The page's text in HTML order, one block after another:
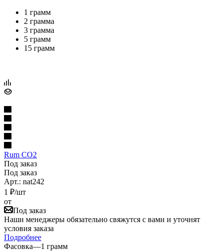
1 грамм
2 грамма
3 грамма
5 грамм
15 грамм
Rum CO2
Под заказ
Под заказ
Арт.: nat242
1 ₽/шт
от
Под заказ
Наши менеджеры обязательно свяжутся с вами и уточнят
условия заказа
Подробнее
Фасовка—1 грамм